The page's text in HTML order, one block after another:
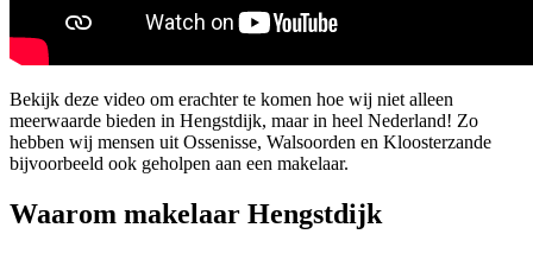
Bekijk deze video om erachter te komen hoe wij niet alleen
meerwaarde bieden in Hengstdijk, maar in heel Nederland! Zo
hebben wij mensen uit Ossenisse, Walsoorden en Kloosterzande
bijvoorbeeld ook geholpen aan een makelaar.
Waarom makelaar Hengstdijk